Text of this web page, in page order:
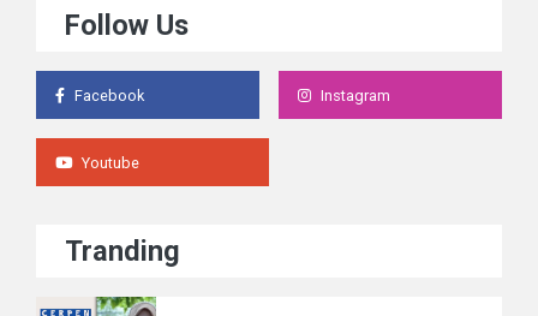
Follow Us
Facebook Instagram
Youtube
Tranding